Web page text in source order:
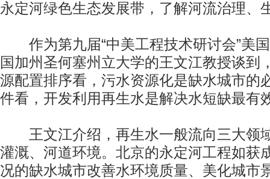
永定河绿色生态发展带，了解河流治理、
作为第九届“中美工程技术研讨会”美
国加州圣何塞州立大学的王文江教授谈到
源配置排序看，污水资源化是缺水城市的
件看，开发利用再生水是解决水短缺最有
王文江介绍，再生水一般流向三大领
灌溉、河道环境。北京的永定河工程如获
况的缺水城市改善水环境质量、美化城市